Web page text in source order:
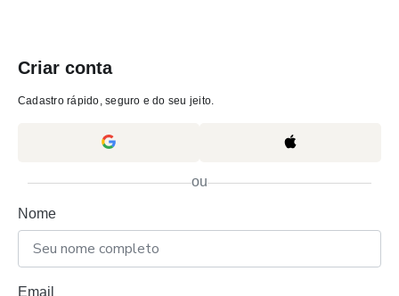
Criar conta
Cadastro rápido, seguro e do seu jeito.
ou
Nome
Email